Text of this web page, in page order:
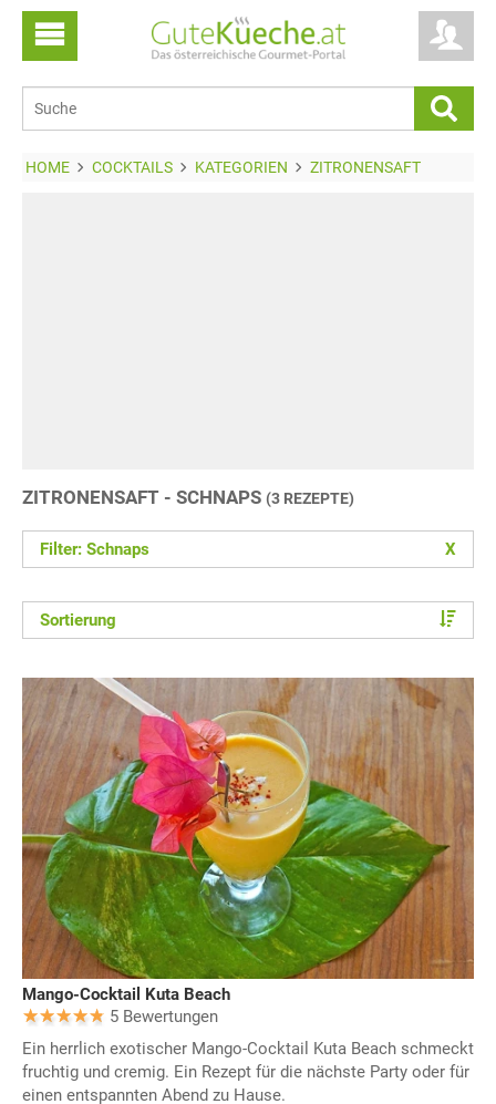
HOME COCKTAILS KATEGORIEN ZITRONENSAFT
ZITRONENSAFT - SCHNAPS (3 REZEPTE)
Filter: Schnaps X
Sortierung
Mango-Cocktail Kuta Beach
5 Bewertungen
Ein herrlich exotischer Mango-Cocktail Kuta Beach schmeckt
fruchtig und cremig. Ein Rezept für die nächste Party oder für
einen entspannten Abend zu Hause.